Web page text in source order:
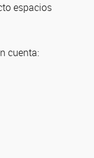
espacios
cuenta: